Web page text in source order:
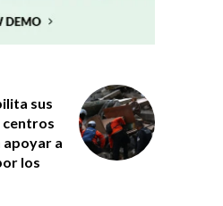
sus
centros
apoyar a
los